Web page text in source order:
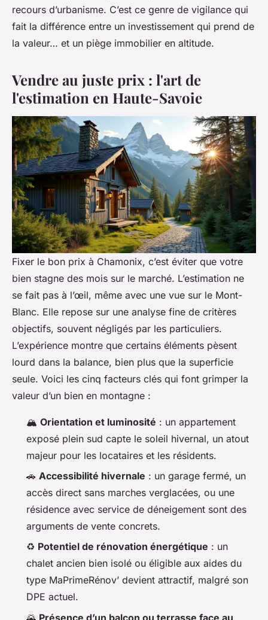
recours d’urbanisme. C’est ce genre de vigilance qui
fait la différence entre un investissement qui prend de
la valeur… et un piège immobilier en altitude.
Vendre au juste prix : l'art de
l'estimation en Haute-Savoie
Fixer le bon prix à Chamonix, c’est éviter que votre
bien stagne des mois sur le marché. L’estimation ne
se fait pas à l’œil, même avec une vue sur le Mont-
Blanc. Elle repose sur une analyse fine de critères
objectifs, souvent négligés par les particuliers.
L’expérience montre que certains éléments pèsent
lourd dans la balance, bien plus que la superficie
seule. Voici les cinq facteurs clés qui font grimper la
valeur d’un bien en montagne :
🏔️ Orientation et luminosité : un appartement
exposé plein sud capte le soleil hivernal, un atout
majeur pour les locataires et les résidents.
🚗 Accessibilité hivernale : un garage fermé, un
accès direct sans marches verglacées, ou une
résidence avec service de déneigement sont des
arguments de vente concrets.
♻️ Potentiel de rénovation énergétique : un
chalet ancien bien isolé ou éligible aux aides du
type MaPrimeRénov’ devient attractif, malgré son
DPE actuel.
🌄 Présence d’un balcon ou terrasse face au